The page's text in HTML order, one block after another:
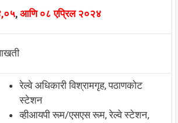
, आणि ०८ एप्रिल २०२४
रेल्वे अधिकारी विश्रामगृह, पठाणकोट
स्टेशन
व्हीआयपी रूम/एसएस रूम, रेल्वे स्टेशन,